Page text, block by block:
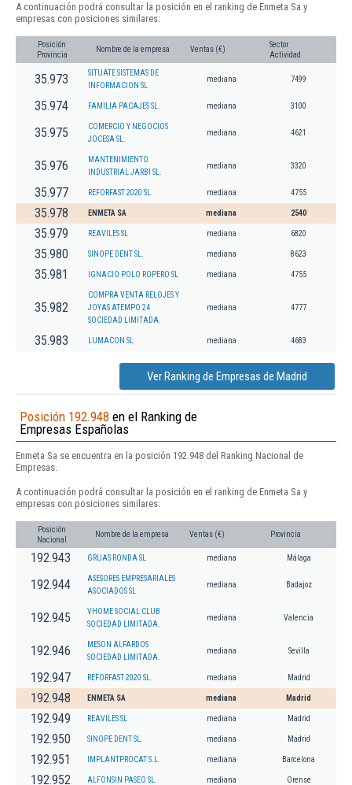
A continuación podrá consultar la posición en el ranking de Enmeta Sa y
empresas con posiciones similares:
Posición
Provincia
Nombre de la empresa Ventas (€)
Sector
Actividad
35.973
SITUATE SISTEMAS DE
INFORMACION SL
mediana 7499
35.974 FAMILIA PACAJES SL. mediana 3100
35.975
COMERCIO Y NEGOCIOS
JOCESA SL.
mediana 4621
35.976
MANTENIMIENTO
INDUSTRIAL JARBI SL.
mediana 3320
35.977 REFORFAST 2020 SL. mediana 4755
35.978 ENMETA SA mediana 2540
35.979 REAVILES SL mediana 6820
35.980 SINOPE DENT SL. mediana 8623
35.981 IGNACIO POLO ROPERO SL mediana 4755
35.982
COMPRA VENTA RELOJES Y
JOYAS ATEMPO 24
SOCIEDAD LIMITADA.
mediana 4777
35.983 LUMACON SL mediana 4683
Ver Ranking de Empresas de Madrid
Posición 192.948 en el Ranking de
Empresas Españolas
Enmeta Sa se encuentra en la posición 192.948 del Ranking Nacional de
Empresas.
A continuación podrá consultar la posición en el ranking de Enmeta Sa y
empresas con posiciones similares:
Posición
Nacional
Nombre de la empresa Ventas (€) Provincia
192.943 GRUAS RONDA SL mediana Málaga
192.944
ASESORES EMPRESARIALES
ASOCIADOS SL
mediana Badajoz
192.945
VHOME SOCIAL CLUB
SOCIEDAD LIMITADA.
mediana Valencia
192.946
MESON ALFARDOS
SOCIEDAD LIMITADA.
mediana Sevilla
192.947 REFORFAST 2020 SL. mediana Madrid
192.948 ENMETA SA mediana Madrid
192.949 REAVILES SL mediana Madrid
192.950 SINOPE DENT SL. mediana Madrid
192.951 IMPLANTPROCAT S.L. mediana Barcelona
192.952 ALFONSIN PASEO SL. mediana Orense